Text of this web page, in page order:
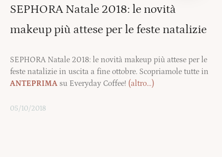
SEPHORA Natale 2018: le novità
makeup più attese per le feste natalizie
SEPHORA Natale 2018: le novità makeup più attese per le
feste natalizie in uscita a fine ottobre. Scopriamole tutte in
ANTEPRIMA su Everyday Coffee! (altro…)
05/10/2018